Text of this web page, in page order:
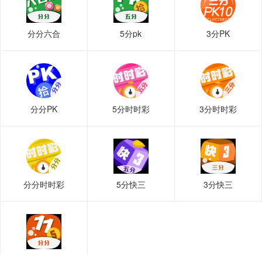
分分六合 5分pk 3分PK
分分PK 5分时时彩 3分时时彩
分分时时彩 5分快三 3分快三